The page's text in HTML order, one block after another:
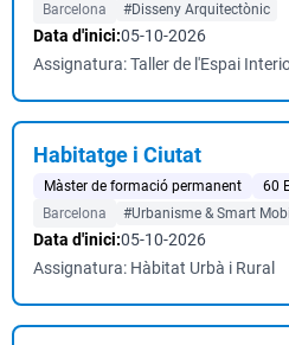
Barcelona
#Disseny Arquitectònic
Data d'inici:05-10-2026
Assignatura: Taller de l'Espai
Habitatge i Ciutat
Màster de formació permanent 60
Barcelona
#Urbanisme & Smart
Data d'inici:05-10-2026
Assignatura: Hàbitat Urbà i Rural